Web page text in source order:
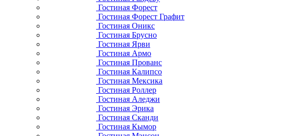
Гостиная Форест
Гостиная Форест Графит
Гостиная Оникс
Гостиная Брусно
Гостиная Ярви
Гостиная Армо
Гостиная Прованс
Гостиная Калипсо
Гостиная Мексика
Гостиная Роллер
Гостиная Аледжи
Гостиная Эрика
Гостиная Сканди
Гостиная Кымор